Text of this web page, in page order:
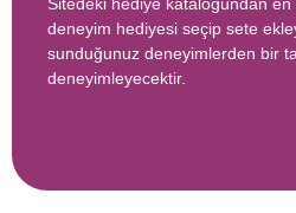
Sitedeki hediye kataloğundan
deneyim hediyesi seçip sete
sunduğunuz deneyimlerden bir
deneyimleyecektir.